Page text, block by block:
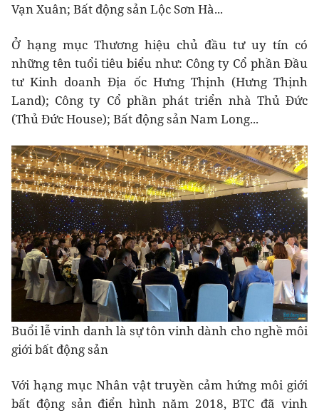
Vạn Xuân; Bất động sản Lộc Sơn Hà...
Ở hạng mục Thương hiệu chủ đầu tư uy tín có
những tên tuổi tiêu biểu như: Công ty Cổ phần Đầu
tư Kinh doanh Địa ốc Hưng Thịnh (Hưng Thịnh
Land); Công ty Cổ phần phát triển nhà Thủ Đức
(Thủ Đức House); Bất động sản Nam Long...
Buổi lễ vinh danh là sự tôn vinh dành cho nghề môi
giới bất động sản
Với hạng mục Nhân vật truyền cảm hứng môi giới
bất động sản điển hình năm 2018, BTC đã vinh